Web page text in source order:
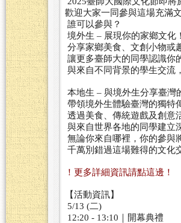
歡迎大家一同參與這場充滿
誰可以參與？
境外生 – 展現你的家鄉文化！
分享家鄉美食、文創小物或
讓更多臺師大的同學認識你
與來自不同背景的學生交流
本地生 – 與境外生分享臺灣
帶領境外生體驗臺灣的獨特
透過美食、傳統遊戲及創意
與來自世界各地的同學建立
無論你來自哪裡，你的參與
千萬別錯過這場難得的文化
！更多詳細資訊請點這邊！
【活動資訊】
5/13 (二)
12:20 - 13:10｜開幕典禮